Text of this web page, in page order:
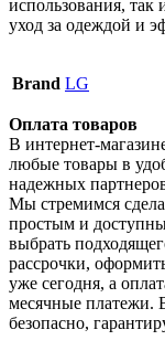
использования, так
уход за одеждой и
Brand LG
Оплата товаров
В интернет-
любые товары в
надежных
Мы стремимся
простым и
выбрать
рассрочки,
уже сегодня, а
месячные платежи.
безопасно,